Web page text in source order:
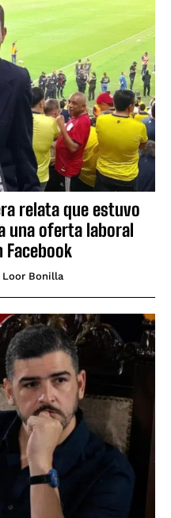
relata que estuvo
una oferta laboral
Facebook
Bonilla